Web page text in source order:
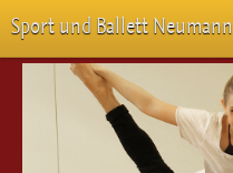
Sport und Ballett Neumann
Start
Neuigkeiten
Über Uns